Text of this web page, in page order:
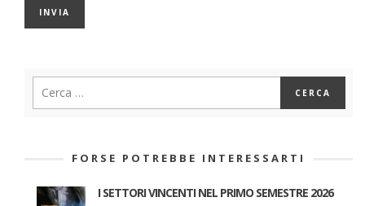
FORSE POTREBBE INTERESSARTI
I SETTORI VINCENTI NEL PRIMO SEMESTRE 2026